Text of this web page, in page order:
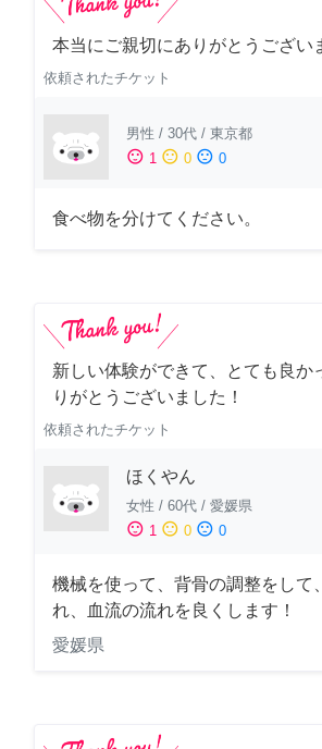
本当にご親切にありがとうござい
依頼されたチケット
男性 / 30代 / 東京都
sentiment_satisfied 1 sentiment_neutral 0 sentiment_dissatisfied 0
食べ物を分けてください。
新しい体験ができて、とても良か
りがとうございました！
依頼されたチケット
ほくやん
女性 / 60代 / 愛媛県
sentiment_satisfied 1 sentiment_neutral 0 sentiment_dissatisfied 0
機械を使って、背骨の調整をして
れ、血流の流れを良くします！
愛媛県